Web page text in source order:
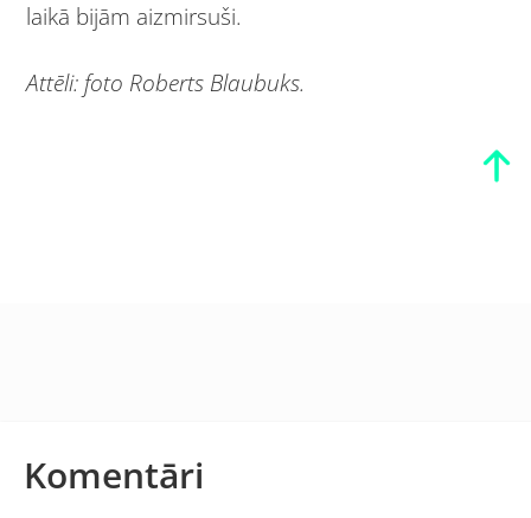
laikā bijām aizmirsuši.
Attēli: foto Roberts Blaubuks.
Komentāri